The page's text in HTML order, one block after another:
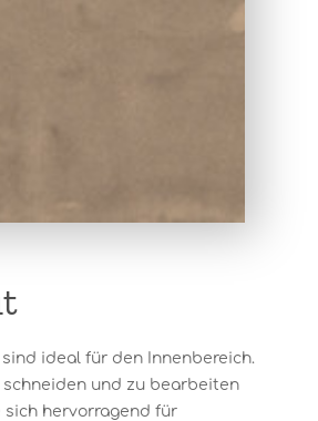
ideal für den Innenbereich.
schneiden und zu bearbeiten
sich hervorragend für